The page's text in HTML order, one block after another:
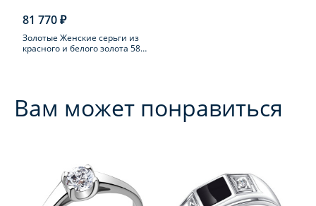
81 770 ₽
Золотые Женские серьги из
красного и белого золота 585
Вам может понравиться